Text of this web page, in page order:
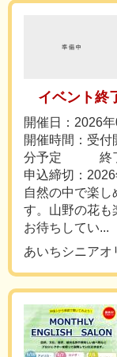
イベント終
開催日：2026年
開催時間：
分予定 終
申込締切：2026
自然の中で楽
す。山野の花も
お待ちしてい...
あいちシニアオ